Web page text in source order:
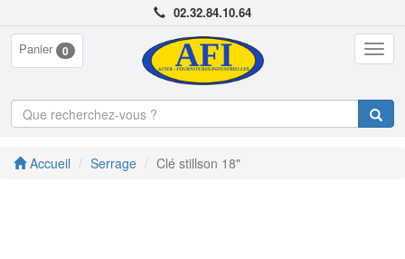
02.32.84.10.64
Panier 0
Accueil Serrage Clé stillson 18"